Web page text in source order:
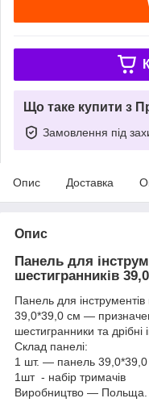
Що таке купити з
Замовлення під
Опис Доставка
Опис
Панель для
шестигранників
Панель для інструментів
39,0*39,0 см —
шестигранники та дрібні
Склад панелі:
1 шт. — панель
1шт - набір тримачів
Виробництво — Польща.